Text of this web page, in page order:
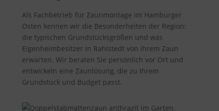
Als Fachbetrieb für Zaunmontage im Hamburger
Osten kennen wir die Besonderheiten der Region:
die typischen Grundstücksgrößen und was
Eigenheimbesitzer in Rahlstedt von ihrem Zaun
erwarten. Wir beraten Sie persönlich vor Ort und
entwickeln eine Zaunlösung, die zu Ihrem
Grundstück und Budget passt.